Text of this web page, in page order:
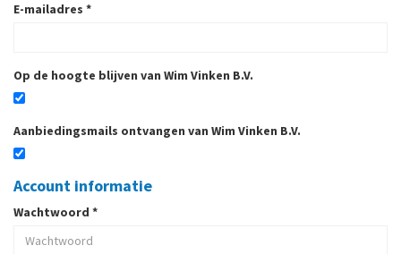
E-mailadres *
Op de hoogte blijven van Wim Vinken B.V.
Aanbiedingsmails ontvangen van Wim Vinken B.V.
Account informatie
Wachtwoord *